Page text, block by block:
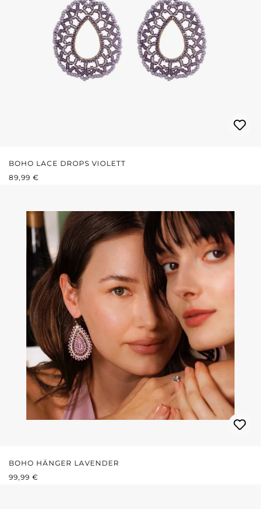
BOHO LACE DROPS VIOLETT
REGULÄRER PREIS:
89,99 €
BOHO HÄNGER LAVENDER
REGULÄRER PREIS:
99,99 €